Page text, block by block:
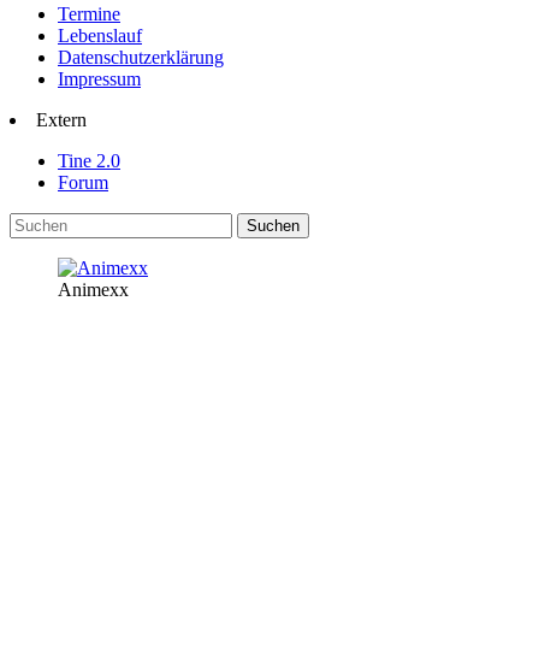
Termine
Lebenslauf
Datenschutzerklärung
Impressum
Extern
Tine 2.0
Forum
Animexx